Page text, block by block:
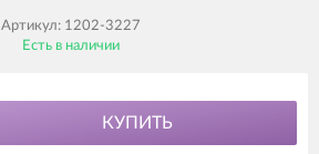
Артикул: 1202-3227
Есть в наличии
КУПИТЬ